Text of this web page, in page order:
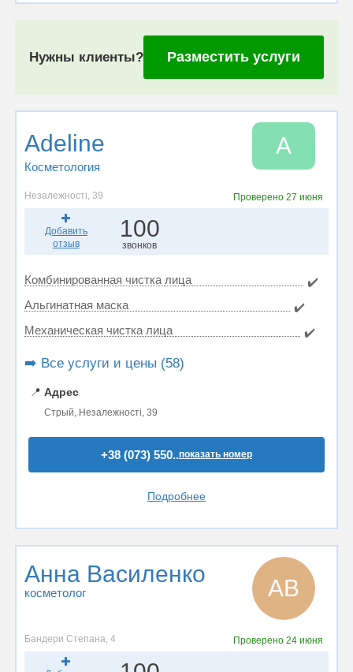
Нужны клиенты? Разместить услуги
Adeline
Косметология
A
Незалежності, 39 Проверено 27 июня
Добавить
отзыв
100
звонков
Комбинированная чистка лица
✔️
Альгинатная маска
✔️
Механическая чистка лица
✔️
➡️ Все услуги и цены (58)
📍 Адрес
Стрый, Незалежності, 39
+38 (073) 550..показать номер
Подробнее
Анна Василенко
косметолог АВ
Бандери Степана, 4 Проверено 24 июня